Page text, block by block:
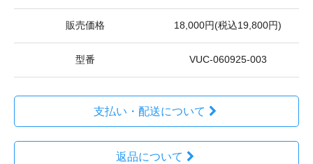
販売価格 18,000円(税込19,800円)
型番 VUC-060925-003
支払い・配送について
返品について